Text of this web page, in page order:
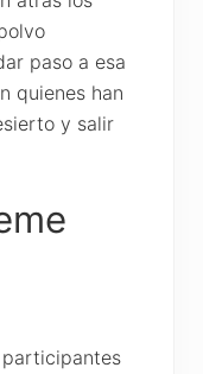
paso a esa
quienes han
y salir
participantes